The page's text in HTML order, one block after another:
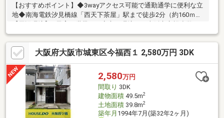
【おすすめポイント】◆3wayアクセス可能で通勤通学に便利な立
地◆南海電鉄汐見橋線「西天下茶屋」駅まで徒歩2分（約160ｍ）
校 約400ｍ大阪市立天下茶屋中学校 約650ｍ―ちょっとしたお
買い物に便利―・食品館アプロ天下茶屋店 約230ｍ・ライフ西天
下茶屋店 約650ｍ・ファミリーマート西成松二丁目店 約450
ｍ・西成橘郵便局 約450ｍ・ローソン西成松三丁目店 約520ｍ
大阪府大阪市城東区今福西１ 2,580万円 3DK
2,580万円
間取り 3DK
建物面積49.5m2
土地面積39.8m2
築年月 1994年7月(築32年2ヶ月)